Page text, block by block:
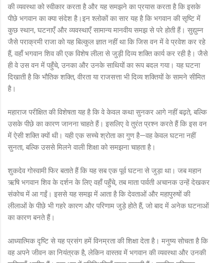
की व्यवस्था को स्वीकार करता है और यह समझने का प्रयास करता है कि इसके
पीछे भगवान का क्या संदेश है।इन श्लोकों का सार यह है कि भगवान की सृष्टि में
कुछ स्थान, घटनाएँ और व्यवस्थाएँ सामान्य मानवीय समझ से परे होती हैं। सुद्युम्न
जैसे पराक्रमी राजा को यह बिल्कुल ज्ञात नहीं था कि जिस वन में वे प्रवेश कर रहे
हैं, वहाँ भगवान शिव की एक विशेष लीला से जुड़ी दिव्य शक्ति कार्य कर रही है। जैसे
ही वे उस वन में पहुँचे, उनका और उनके साथियों का रूप बदल गया। यह घटना
दिखाती है कि भौतिक शक्ति, वीरता या राजसत्ता भी दिव्य शक्तियों के सामने सीमित
है।
महाराज परीक्षित की विशेषता यह है कि वे केवल कथा सुनकर आगे नहीं बढ़ते, बल्कि
उसके पीछे का कारण जानना चाहते हैं। इसलिए वे तुरंत प्रश्न करते हैं कि इस वन
में ऐसी शक्ति क्यों थी। यही एक सच्चे श्रोता का गुण है—वह केवल घटना नहीं
सुनता, बल्कि उससे मिलने वाली शिक्षा को समझना चाहता है।
शुकदेव गोस्वामी फिर बताते हैं कि यह सब एक पूर्व घटना से जुड़ा था। जब महान
ऋषि भगवान शिव के दर्शन के लिए वहाँ पहुँचे, तब माता पार्वती अचानक उन्हें देखकर
संकोच में आ गईं। इससे यह समझ में आता है कि देवताओं और महापुरुषों की
लीलाओं के पीछे भी गहरे कारण और परिणाम जुड़े होते हैं, जो बाद में अनेक घटनाओं
का कारण बनते हैं।
आध्यात्मिक दृष्टि से यह प्रसंग हमें विनम्रता की शिक्षा देता है। मनुष्य सोचता है कि
वह अपने जीवन का नियंत्रक है, लेकिन वास्तव में भगवान की व्यवस्था और उनकी